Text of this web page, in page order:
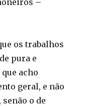
–
os trabalhos
pura e
acho
geral, e não
o de